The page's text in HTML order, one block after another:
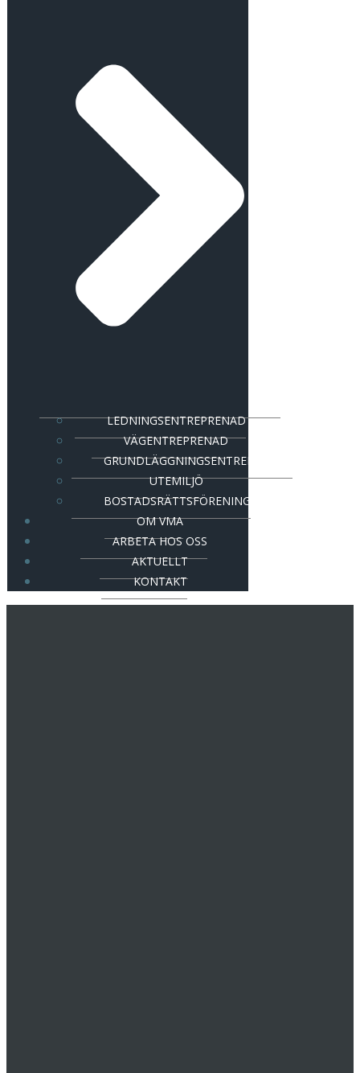
LEDNINGSENTREPRENAD
VÄGENTREPRENAD
GRUNDLÄGGNINGSENTREPRENAD
UTEMILJÖ
BOSTADSRÄTTSFÖRENING
OM VMA
ARBETA HOS OSS
AKTUELLT
KONTAKT